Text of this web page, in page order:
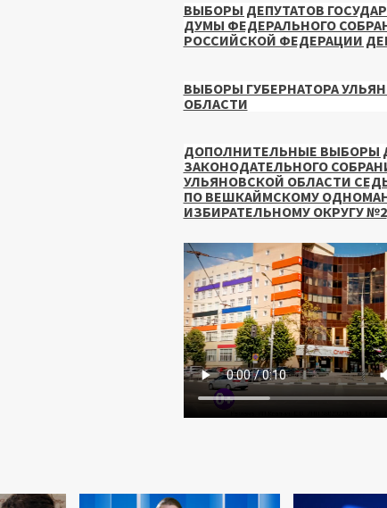
ВЫБОРЫ ДЕПУТАТОВ
ДУМЫ ФЕДЕРАЛЬНОГО
РОССИЙСКОЙ ФЕДЕРАЦИИ
ВЫБОРЫ ГУБЕРНАТОРА
ОБЛАСТИ
ДОПОЛНИТЕЛЬНЫЕ ВЫБОРЫ
ЗАКОНОДАТЕЛЬНОГО
УЛЬЯНОВСКОЙ ОБЛАСТИ
ПО ВЕШКАЙМСКОМУ
ИЗБИРАТЕЛЬНОМУ ОКРУГУ №2